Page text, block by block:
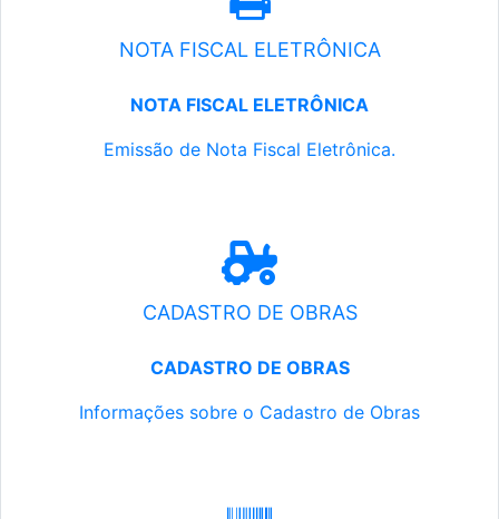
NOTA FISCAL ELETRÔNICA
NOTA FISCAL ELETRÔNICA
Emissão de Nota Fiscal Eletrônica.
CADASTRO DE OBRAS
CADASTRO DE OBRAS
Informações sobre o Cadastro de Obras